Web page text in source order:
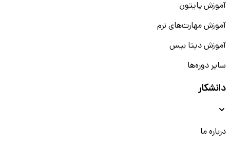
آموزش پایتون
آموزش مهارت‌های نرم
آموزش دیتا بیس
سایر دوره‌ها
دانشکار
درباره ما